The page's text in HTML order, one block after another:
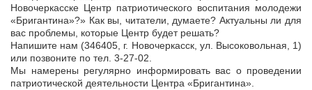
Новочеркасске Центр патриотического воспитания молодежи
«Бригантина»?» Как вы, читатели, думаете? Актуальны ли для
вас проблемы, которые Центр будет решать?
Напишите нам (346405, г. Новочеркасск, ул. Высоковольная, 1)
или позвоните по тел. 3-27-02.
Мы намерены регулярно информировать вас о проведении
патриотической деятельности Центра «Бригантина».